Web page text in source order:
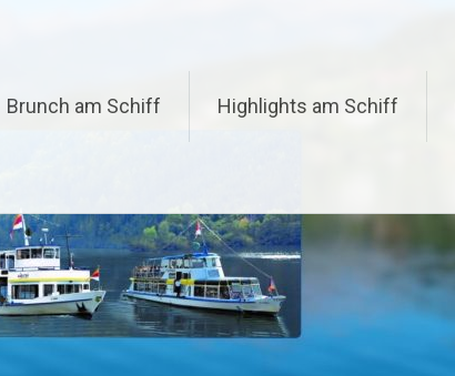
Brunch am Schiff Highlights am Schiff